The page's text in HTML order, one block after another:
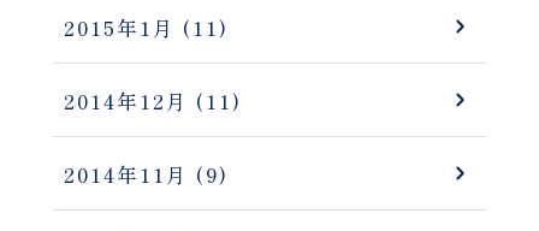
2015年1月 (11)
2014年12月 (11)
2014年11月 (9)